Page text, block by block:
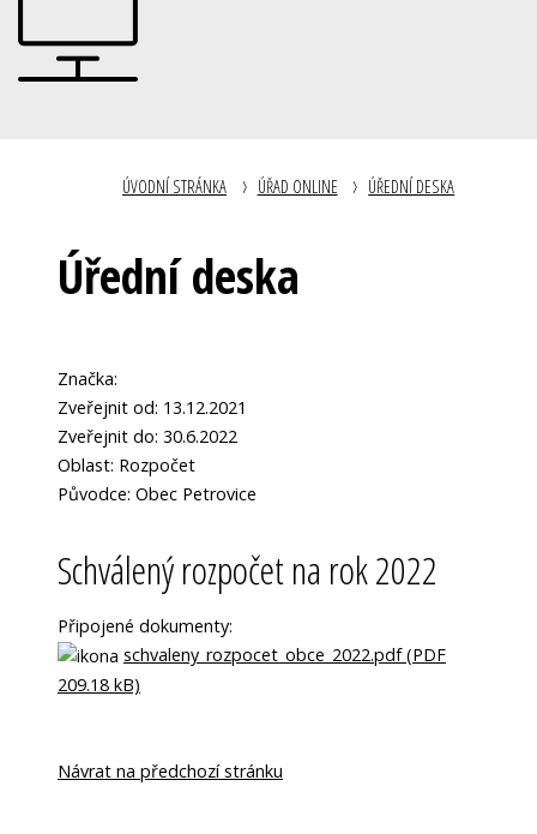
ÚVODNÍ STRÁNKA ÚŘAD ONLINE ÚŘEDNÍ DESKA
Úřední deska
Značka:
Zveřejnit od: 13.12.2021
Zveřejnit do: 30.6.2022
Oblast: Rozpočet
Původce: Obec Petrovice
Schválený rozpočet na rok 2022
Připojené dokumenty:
schvaleny_rozpocet_obce_2022.pdf (PDF
209.18 kB)
Návrat na předchozí stránku